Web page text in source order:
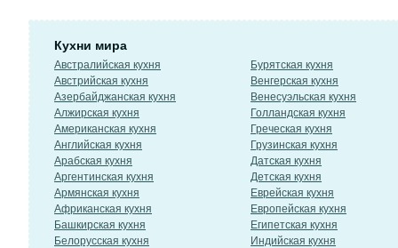
Кухни мира
Австралийская кухня
Австрийская кухня
Азербайджанская кухня
Алжирская кухня
Американская кухня
Английская кухня
Арабская кухня
Аргентинская кухня
Армянская кухня
Африканская кухня
Башкирская кухня
Белорусская кухня
Бурятская кухня
Венгерская кухня
Венесуэльская кухня
Голландская кухня
Греческая кухня
Грузинская кухня
Датская кухня
Детская кухня
Еврейская кухня
Европейская кухня
Египетская кухня
Индийская кухня